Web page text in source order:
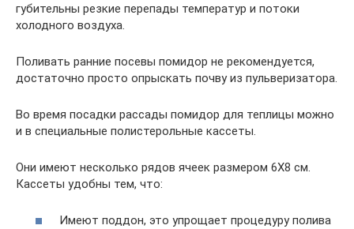
губительны резкие перепады температур и потоки
холодного воздуха.
Поливать ранние посевы помидор не рекомендуется,
достаточно просто опрыскать почву из пульверизатора.
Во время посадки рассады помидор для теплицы можно
и в специальные полистерольные кассеты.
Они имеют несколько рядов ячеек размером 6Х8 см.
Кассеты удобны тем, что:
Имеют поддон, это упрощает процедуру полива